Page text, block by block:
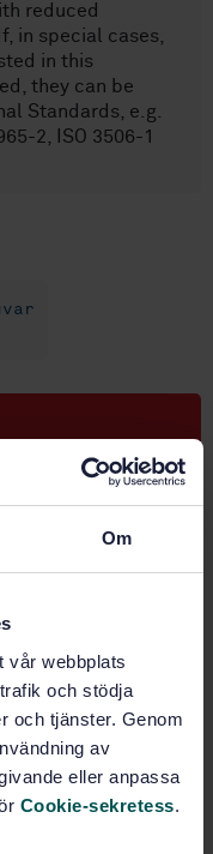
Om
vår webbplats
och stödja
och tjänster. Genom
av
eller anpassa
Cookie-sekretess.
reduced
in special cases,
in this
they can be
Standards, e.g.
2, ISO 3506-1
huvud - Del 1:
- Läs mer
Pris:789 SEK
Lägg i varukorgen
Fler alternativ